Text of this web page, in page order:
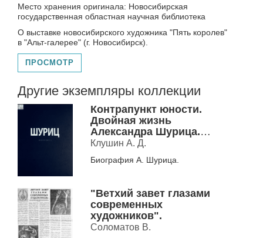
Место хранения оригинала: Новосибирская
государственная областная научная библиотека
О выставке новосибирского художника "Пять королев"
в "Альт-галерее" (г. Новосибирск).
ПРОСМОТР
Другие экземпляры коллекции
Контрапункт юности.
Двойная жизнь
Александра Шурица.
Мастер сновидений.
Nova Vita.
Градообразующий
Клушин А. Д.
Биография А. Шурица.
"Ветхий завет глазами
современных
художников".
Соломатов В.